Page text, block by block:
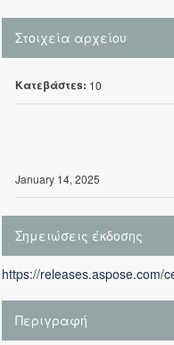
Στοιχεία αρχείου
Κατεβάστεs: 10
January 14, 2025
Σημειώσεις έκδοσης
https://releases.aspose.com/
Περιγραφή